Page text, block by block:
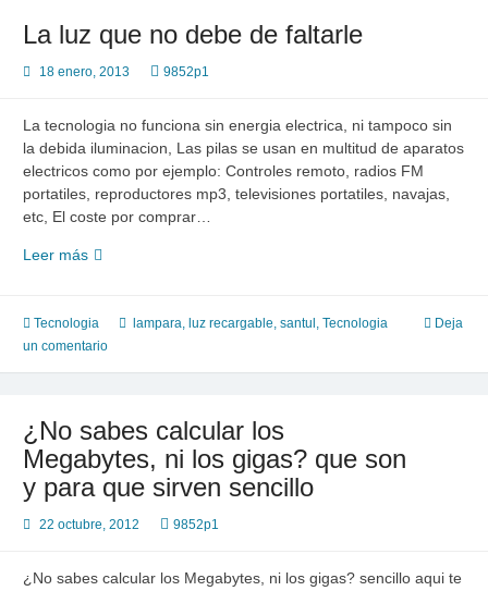
Core”?
La luz que no debe de faltarle
18 enero, 2013 9852p1
La tecnologia no funciona sin energia electrica, ni tampoco sin
la debida iluminacion, Las pilas se usan en multitud de aparatos
electricos como por ejemplo: Controles remoto, radios FM
portatiles, reproductores mp3, televisiones portatiles, navajas,
etc, El coste por comprar…
Leer másLa
no
debe
de
Tecnologia lampara, luz recargable, santul , Tecnologia
Deja
un comentario
¿No sabes calcular los
Megabytes, ni los gigas? que son
y para que sirven sencillo
22 octubre, 2012 9852p1
¿No sabes calcular los Megabytes, ni los gigas? sencillo aqui te